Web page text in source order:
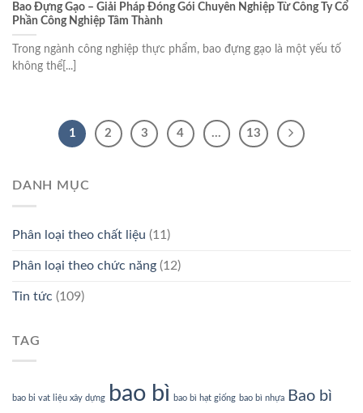
Bao Đựng Gạo – Giải Pháp Đóng Gói Chuyên Nghiệp Từ Công Ty Cổ
Phần Công Nghiệp Tâm Thành
Trong ngành công nghiệp thực phẩm, bao đựng gạo là một yếu tố
không thể[...]
1 2 3 4 … 13
DANH MỤC
Phân loại theo chất liệu (11)
Phân loại theo chức năng (12)
Tin tức (109)
TAG
bao bi vat liệu xây dựng bao bì bao bì hạt giống bao bì nhựa
Bao bì